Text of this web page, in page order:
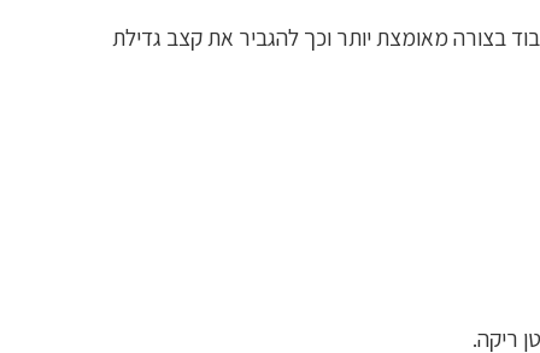
בצורה מאומצת יותר וכך להגביר את קצב גדילת
ריקה.